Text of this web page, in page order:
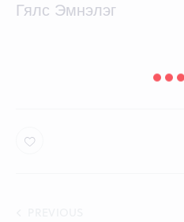
Гялс Эмнэлэг